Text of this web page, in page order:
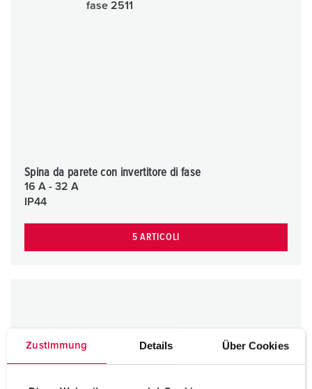
Zustimmung Details Über Cookies
Spina da parete con invertitore di fase
16 A - 32 A
IP44
5 ARTICOLI